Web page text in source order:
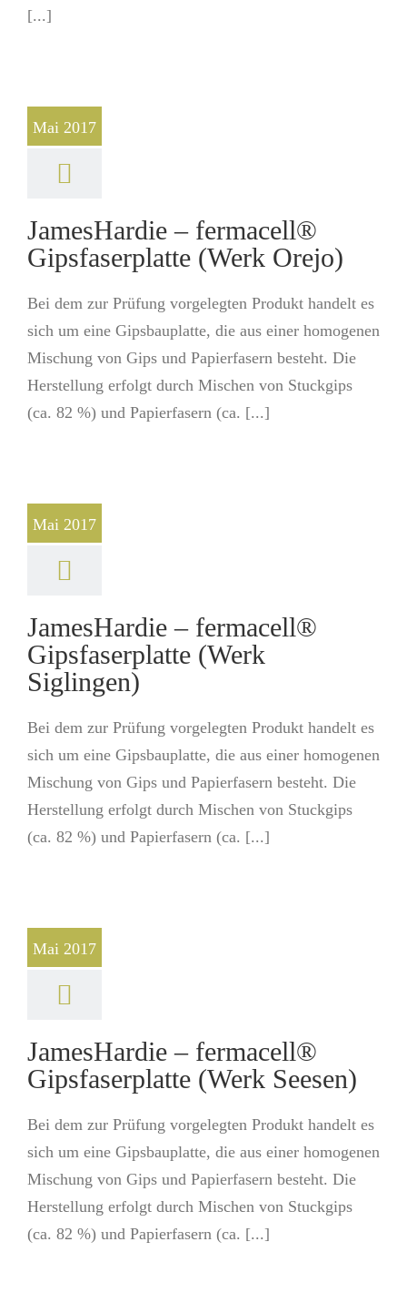
[...]
Mai 2017
JamesHardie – fermacell®
Gipsfaserplatte (Werk Orejo)
Bei dem zur Prüfung vorgelegten Produkt handelt es
sich um eine Gipsbauplatte, die aus einer homogenen
Mischung von Gips und Papierfasern besteht. Die
Herstellung erfolgt durch Mischen von Stuckgips
(ca. 82 %) und Papierfasern (ca. [...]
Mai 2017
JamesHardie – fermacell®
Gipsfaserplatte (Werk
Siglingen)
Bei dem zur Prüfung vorgelegten Produkt handelt es
sich um eine Gipsbauplatte, die aus einer homogenen
Mischung von Gips und Papierfasern besteht. Die
Herstellung erfolgt durch Mischen von Stuckgips
(ca. 82 %) und Papierfasern (ca. [...]
Mai 2017
JamesHardie – fermacell®
Gipsfaserplatte (Werk Seesen)
Bei dem zur Prüfung vorgelegten Produkt handelt es
sich um eine Gipsbauplatte, die aus einer homogenen
Mischung von Gips und Papierfasern besteht. Die
Herstellung erfolgt durch Mischen von Stuckgips
(ca. 82 %) und Papierfasern (ca. [...]